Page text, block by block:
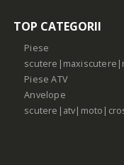
TOP CATEGORII
Piese
Piese ATV
Anvelope